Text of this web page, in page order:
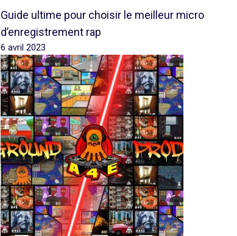
Guide ultime pour choisir le meilleur micro
d’enregistrement rap
6 avril 2023